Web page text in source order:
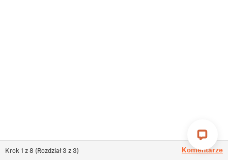
Krok 1 z8 (Rozdział3 z3) Komentarze